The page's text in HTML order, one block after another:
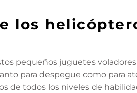
los
pequeños juguetes
para despegue como para
de todos los niveles de